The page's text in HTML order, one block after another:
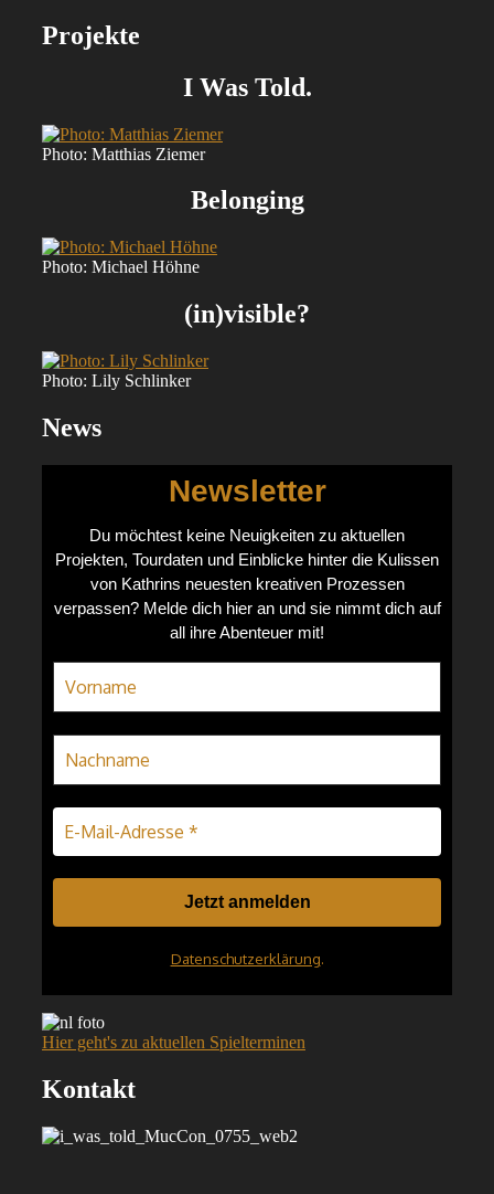
Projekte
I Was Told.
Photo: Matthias Ziemer
Belonging
Photo: Michael Höhne
(in)visible?
Photo: Lily Schlinker
News
Newsletter
Du möchtest keine Neuigkeiten zu aktuellen
Projekten, Tourdaten und Einblicke hinter die Kulissen
von Kathrins neuesten kreativen Prozessen
verpassen? Melde dich hier an und sie nimmt dich auf
all ihre Abenteuer mit!
Datenschutzerklärung.
Hier geht's zu aktuellen Spielterminen
Kontakt